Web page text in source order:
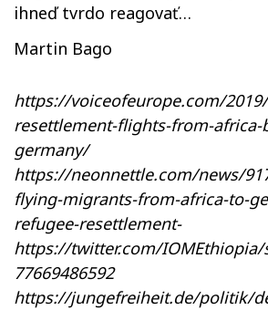
ihneď tvrdo reagovať…
Martin Bago
https://voiceofeurope.com/
resettlement-flights-from-
germany/
https://neonnettle.com/news/
flying-migrants-from-africa-to-
refugee-resettlement-
https://twitter.com/IOMEthiopia/
77669486592
https://jungefreiheit.de/politik/